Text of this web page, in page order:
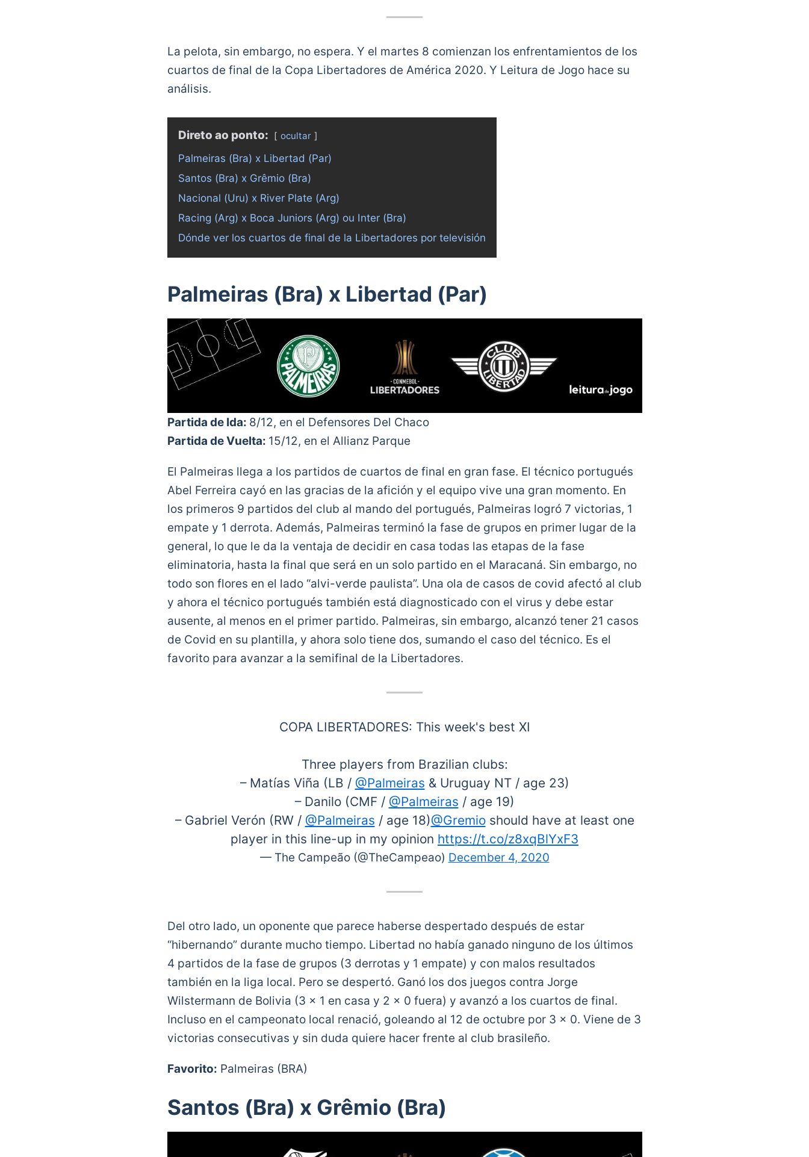
La pelota, sin embargo, no espera. Y el martes 8 comienzan los enfrentamientos de los
cuartos de final de la Copa Libertadores de América 2020. Y Leitura de Jogo hace su
análisis.
Direto ao ponto: ocultar
Palmeiras (Bra) x Libertad (Par)
Santos (Bra) x Grêmio (Bra)
Nacional (Uru) x River Plate (Arg)
Racing (Arg) x Boca Juniors (Arg) ou Inter (Bra)
Dónde ver los cuartos de final de la Libertadores por televisión
Palmeiras (Bra) x Libertad (Par)
Partida de Ida: 8/12, en el Defensores Del Chaco
Partida de Vuelta: 15/12, en el Allianz Parque
El Palmeiras llega a los partidos de cuartos de final en gran fase. El técnico portugués
Abel Ferreira cayó en las gracias de la afición y el equipo vive una gran momento. En
los primeros 9 partidos del club al mando del portugués, Palmeiras logró 7 victorias, 1
empate y 1 derrota. Además, Palmeiras terminó la fase de grupos en primer lugar de la
general, lo que le da la ventaja de decidir en casa todas las etapas de la fase
eliminatoria, hasta la final que será en un solo partido en el Maracaná. Sin embargo, no
todo son flores en el lado “alvi-verde paulista”. Una ola de casos de covid afectó al club
y ahora el técnico portugués también está diagnosticado con el virus y debe estar
ausente, al menos en el primer partido. Palmeiras, sin embargo, alcanzó tener 21 casos
de Covid en su plantilla, y ahora solo tiene dos, sumando el caso del técnico. Es el
favorito para avanzar a la semifinal de la Libertadores.
COPA LIBERTADORES: This week's best XI
Three players from Brazilian clubs:
– Matías Viña (LB / @Palmeiras & Uruguay NT / age 23)
– Danilo (CMF / @Palmeiras / age 19)
– Gabriel Verón (RW / @Palmeiras / age 18)@Gremioshould have at least one
player in this line-up in my opinion https://t.co/z8xqBlYxF3
— The Campeão (@TheCampeao) December 4, 2020
Del otro lado, un oponente que parece haberse despertado después de estar
“hibernando” durante mucho tiempo. Libertad no había ganado ninguno de los últimos
4 partidos de la fase de grupos (3 derrotas y 1 empate) y con malos resultados
también en la liga local. Pero se despertó. Ganó los dos juegos contra Jorge
Wilstermann de Bolivia (3 x 1 en casa y 2 x 0 fuera) y avanzó a los cuartos de final.
Incluso en el campeonato local renació, goleando al 12 de octubre por 3 x 0. Viene de 3
victorias consecutivas y sin duda quiere hacer frente al club brasileño.
Favorito: Palmeiras (BRA)
Santos (Bra) x Grêmio (Bra)